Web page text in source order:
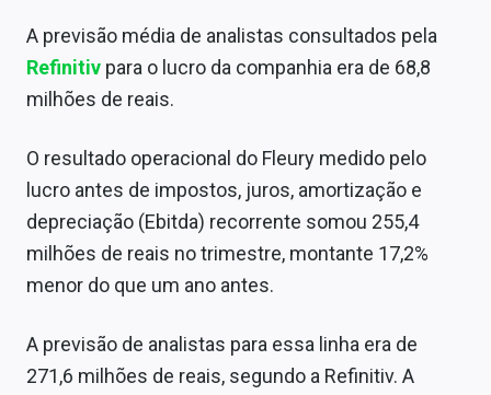
Contato
A previsão média de analistas consultados pela
Refinitiv para o lucro da companhia era de 68,8
milhões de reais.
O resultado operacional do Fleury medido pelo
lucro antes de impostos, juros, amortização e
depreciação (Ebitda) recorrente somou 255,4
milhões de reais no trimestre, montante 17,2%
menor do que um ano antes.
A previsão de analistas para essa linha era de
271,6 milhões de reais, segundo a Refinitiv. A